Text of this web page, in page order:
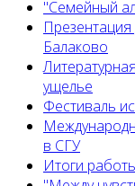
"Семейный
Презентация
Балаково
ущелье
Фестиваль
в СГУ
Итоги